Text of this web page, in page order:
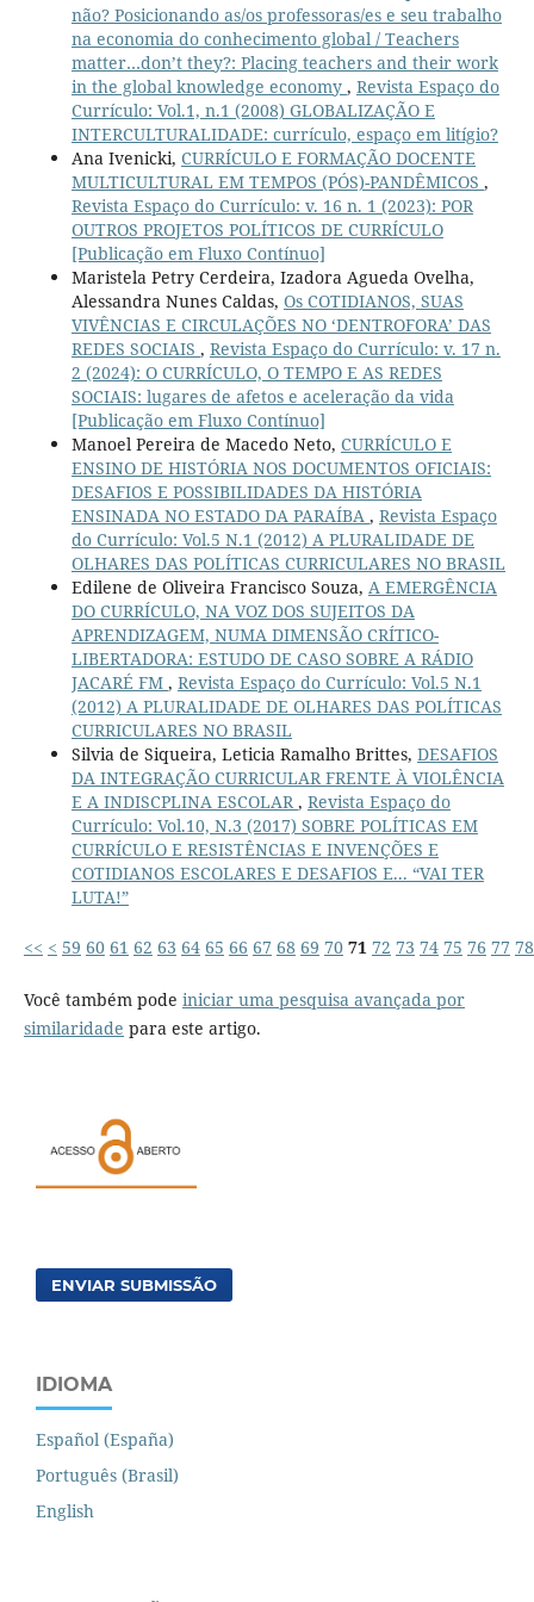
não? Posicionando as/os professoras/es e seu trabalho
na economia do conhecimento global / Teachers
matter…don’t they?: Placing teachers and their work
in the global knowledge economy , Revista Espaço do
Currículo: Vol.1, n.1 (2008) GLOBALIZAÇÃO E
INTERCULTURALIDADE: currículo, espaço em litígio?
Ana Ivenicki, CURRÍCULO E FORMAÇÃO DOCENTE
MULTICULTURAL EM TEMPOS (PÓS)-PANDÊMICOS ,
Revista Espaço do Currículo: v. 16 n. 1 (2023): POR
OUTROS PROJETOS POLÍTICOS DE CURRÍCULO
[Publicação em Fluxo Contínuo]
Maristela Petry Cerdeira, Izadora Agueda Ovelha,
Alessandra Nunes Caldas, Os COTIDIANOS, SUAS
VIVÊNCIAS E CIRCULAÇÕES NO ‘DENTROFORA’ DAS
REDES SOCIAIS , Revista Espaço do Currículo: v. 17 n.
2 (2024): O CURRÍCULO, O TEMPO E AS REDES
SOCIAIS: lugares de afetos e aceleração da vida
[Publicação em Fluxo Contínuo]
Manoel Pereira de Macedo Neto, CURRÍCULO E
ENSINO DE HISTÓRIA NOS DOCUMENTOS OFICIAIS:
DESAFIOS E POSSIBILIDADES DA HISTÓRIA
ENSINADA NO ESTADO DA PARAÍBA , Revista Espaço
do Currículo: Vol.5 N.1 (2012) A PLURALIDADE DE
OLHARES DAS POLÍTICAS CURRICULARES NO BRASIL
Edilene de Oliveira Francisco Souza, A EMERGÊNCIA
DO CURRÍCULO, NA VOZ DOS SUJEITOS DA
APRENDIZAGEM, NUMA DIMENSÃO CRÍTICO-
LIBERTADORA: ESTUDO DE CASO SOBRE A RÁDIO
JACARÉ FM , Revista Espaço do Currículo: Vol.5 N.1
(2012) A PLURALIDADE DE OLHARES DAS POLÍTICAS
CURRICULARES NO BRASIL
Silvia de Siqueira, Leticia Ramalho Brittes, DESAFIOS
DA INTEGRAÇÃO CURRICULAR FRENTE À VIOLÊNCIA
E A INDISCPLINA ESCOLAR , Revista Espaço do
Currículo: Vol.10, N.3 (2017) SOBRE POLÍTICAS EM
CURRÍCULO E RESISTÊNCIAS E INVENÇÕES E
COTIDIANOS ESCOLARES E DESAFIOS E... “VAI TER
LUTA!”
<< < 59 60 61 62 63 64 65 66 67 68 69 70 71 72 73 74 75 76 77 78
Você também pode iniciar uma pesquisa avançada por
similaridade para este artigo.
ENVIAR SUBMISSÃO
IDIOMA
Español (España)
Português (Brasil)
English